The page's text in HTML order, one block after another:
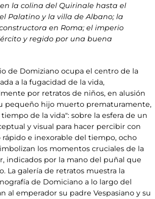
la colina del Quirinale hasta el
Palatino y la villa de Albano; la
en Roma; el imperio
y regido por una buena
de Domiziano ocupa el centro de la
a la fugacidad de la vida,
por retratos de niños, en alusión
pequeño hijo muerto prematuramente,
de la vida": sobre la esfera de un
y visual para hacer percibir con
rápido e inexorable del tiempo, ocho
los momentos cruciales de la
indicados por la mano del puñal que
La galería de retratos muestra la
de Domiciano a lo largo del
al emperador su padre Vespasiano y su